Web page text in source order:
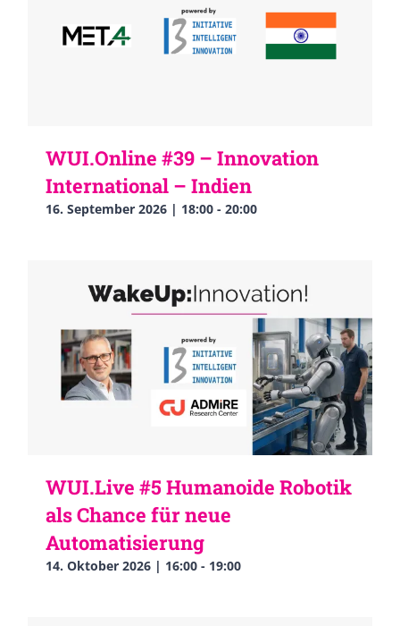
WUI.Online #39 – Innovation
International – Indien
16. September 2026 | 18:00 - 20:00
WUI.Live #5 Humanoide Robotik
als Chance für neue
Automatisierung
14. Oktober 2026 | 16:00 - 19:00